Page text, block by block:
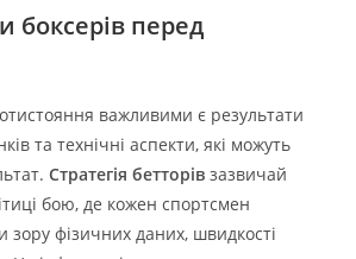
боксерів перед
важливими є результати
та технічні аспекти, які можуть
Стратегія бетторів зазвичай
бою, де кожен спортсмен
зору фізичних даних, швидкості